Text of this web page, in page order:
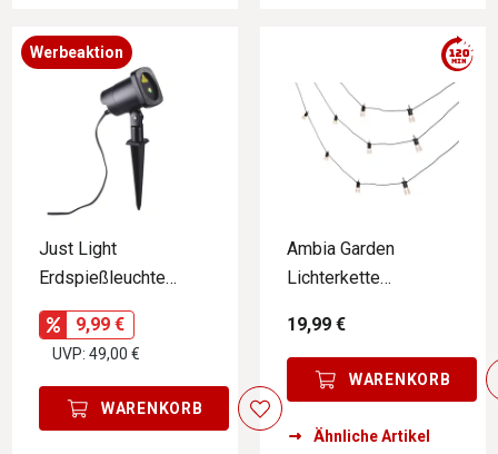
Werbeaktion
Just Light
Erdspießleuchte
LASER
9,99 €
UVP: 49,00 €
WARENKORB
Ambia Garden
Lichterkette
19,99 €
WARENKORB
Ähnliche Artikel